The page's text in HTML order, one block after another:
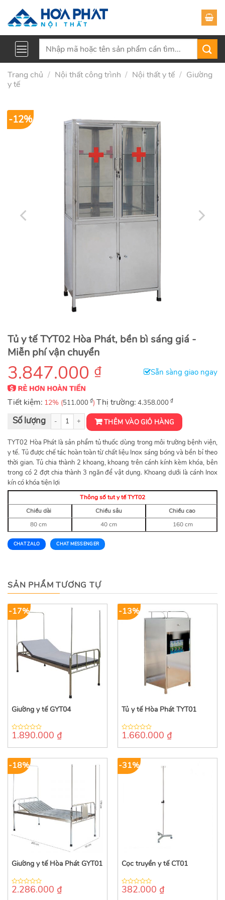
Tìm
Trang chủ / Nội thất công trình / Nội thất y tế / Giường
y tế
-12%
Tủ y tế TYT02 Hòa Phát, bền bì sáng giá -
Miễn phí vận chuyển
3.847.000 ₫ Sẵn sàng giao ngay
Tiết kiệm: 12% (511.000 ₫) Thị trường: 4.358.000 ₫
Tủ y tế TYT02 số lượng THÊM VÀO GIỎ HÀNG
TYT02 Hòa Phát là sản phẩm tủ thuốc dùng trong môi trường bệnh viện,
y tế. Tủ được chế tác hoàn toàn từ chất liệu Inox sáng bóng và bền bỉ theo
thời gian. Tủ chia thành 2 khoang, khoang trên cánh kính kèm khóa, bên
trong có 2 đợt chia thành 3 ngăn để vật dụng. Khoang dưới là cánh Inox
kín có khóa tiện lợi
Thông số tut y tế TYT02
Chiều dài
Chiều sâu
Chiều cao
80 cm
40 cm 160 cm
CHAT ZALO CHAT MESSENGER
SẢN PHẨM TƯƠNG TỰ
-17%
Giường y tế GYT04
0
of
1.890.000 ₫
-13%
Tủ y tế Hòa Phát TYT01
0
of
1.660.000 ₫
-18%
Giường y tế Hòa Phát GYT01
0
2.286.000 ₫
-31%
Cọc truyền y tế CT01
0
382.000 ₫